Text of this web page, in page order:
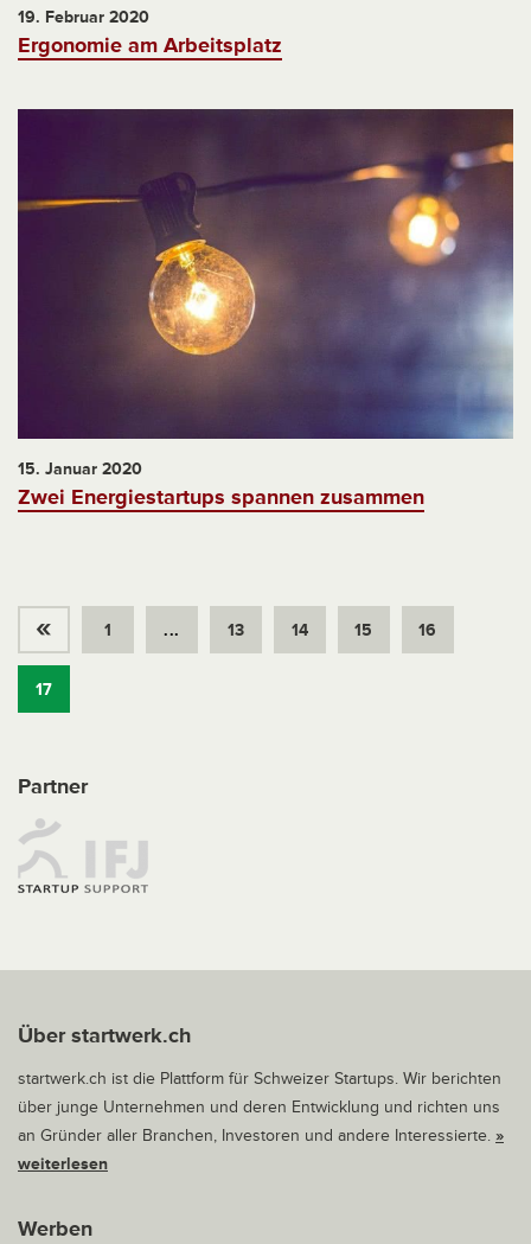
19. Februar 2020
Ergonomie am Arbeitsplatz
15. Januar 2020
Zwei Energiestartups spannen zusammen
« 1 ... 13 14 15 16
17
Partner
Über startwerk.ch
startwerk.ch ist die Plattform für Schweizer Startups. Wir berichten
über junge Unternehmen und deren Entwicklung und richten uns
an Gründer aller Branchen, Investoren und andere Interessierte. »
weiterlesen
Werben